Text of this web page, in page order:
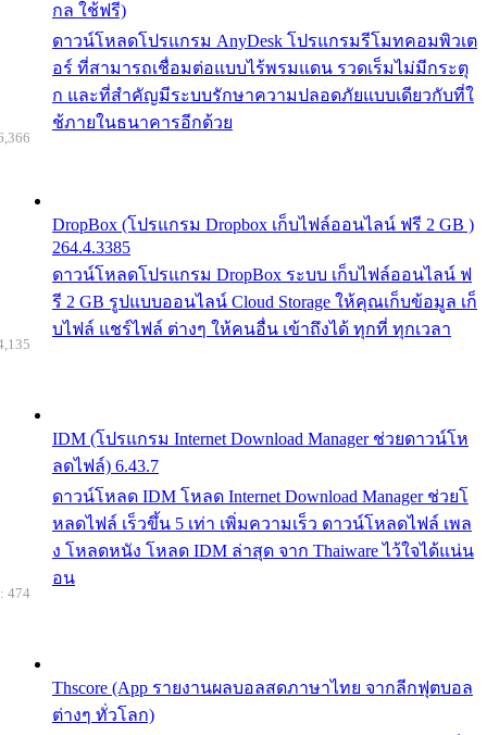
กล ใช้ฟรี)
ดาวน์โหลดโปรแกรม AnyDesk โปรแกรมรีโมทคอมพิวเต
อร์ ที่สามารถเชื่อมต่อแบบไร้พรมแดน รวดเร็มไม่มีกระตุ
ก และที่สำคัญมีระบบรักษาความปลอดภัยแบบเดียวกับที่ใ
ช้ภายในธนาคารอีกด้วย
DropBox (โปรแกรม Dropbox เก็บไฟล์ออนไลน์ ฟรี 2 GB )
264.4.3385
ดาวน์โหลดโปรแกรม DropBox ระบบ เก็บไฟล์ออนไลน์ ฟ
รี 2 GB รูปแบบออนไลน์ Cloud Storage ให้คุณเก็บข้อมูล เก็
บไฟล์ แชร์ไฟล์ ต่างๆ ให้คนอื่น เข้าถึงได้ ทุกที่ ทุกเวลา
IDM (โปรแกรม Internet Download Manager ช่วยดาวน์โห
ลดไฟล์) 6.43.7
ดาวน์โหลด IDM โหลด Internet Download Manager ช่วยโ
หลดไฟล์ เร็วขึ้น 5 เท่า เพิ่มความเร็ว ดาวน์โหลดไฟล์ เพล
ง โหลดหนัง โหลด IDM ล่าสุด จาก Thaiware ไว้ใจได้แน่น
อน
Thscore (App รายงานผลบอลสดภาษาไทย จากลีกฟุตบอล
ต่างๆ ทั่วโลก)
474